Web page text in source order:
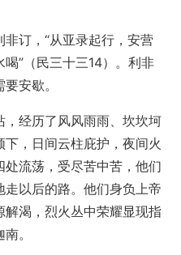
订，“从亚录起行，安营
”（民三十三14）。利非
安歇。
经历了风风雨雨、坎坎坷
，日间云柱庇护，夜间火
流荡，受尽苦中苦，他们
以后的路。他们身负上帝
渴，烈火丛中荣耀显现指
。